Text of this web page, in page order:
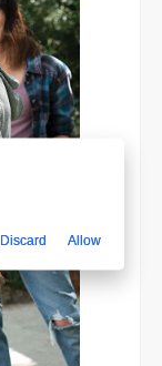
Discard Allow